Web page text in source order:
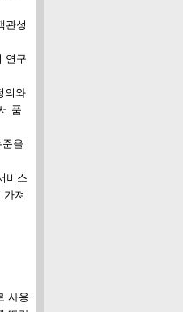
관성
연구
의와
품
을
비스
가져
사용